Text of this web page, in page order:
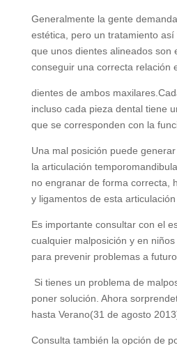
Generalmente la gente
estética, pero un tratamiento
que unos dientes alineados son
conseguir una correcta relación
dientes de ambos
incluso cada pieza dental tiene
que se corresponden con la
Una mal posición puede
la articulación
no engranar de forma correcta,
y ligamentos de esta
Es importante consultar con el
cualquier malposición y en
para prevenir problemas a
Si tienes un problema de
poner solución. Ahora
hasta Verano(31 de agosto
Consulta también la opción de